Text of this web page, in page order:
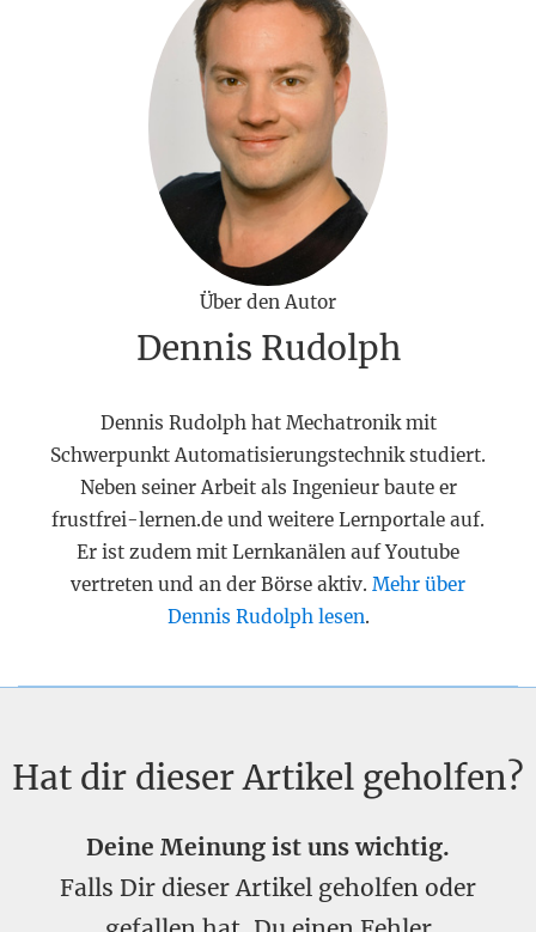
Über den Autor
Dennis Rudolph
Dennis Rudolph hat Mechatronik mit
Schwerpunkt Automatisierungstechnik studiert.
Neben seiner Arbeit als Ingenieur baute er
frustfrei-lernen.de und weitere Lernportale auf.
Er ist zudem mit Lernkanälen auf Youtube
vertreten und an der Börse aktiv. Mehr über
Dennis Rudolph lesen.
Hat dir dieser Artikel geholfen?
Deine Meinung ist uns wichtig.
Falls Dir dieser Artikel geholfen oder